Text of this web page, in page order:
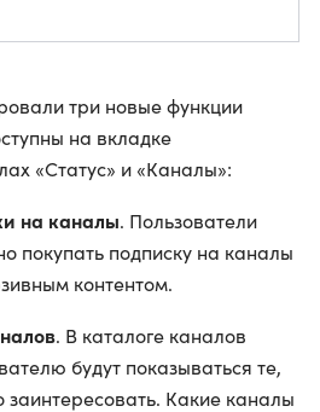
три новые функции
на вкладке
«Статус» и «Каналы»:
на каналы. Пользователи
покупать подписку на каналы
контентом.
. В каталоге каналов
будут показываться те,
заинтересовать. Какие каналы